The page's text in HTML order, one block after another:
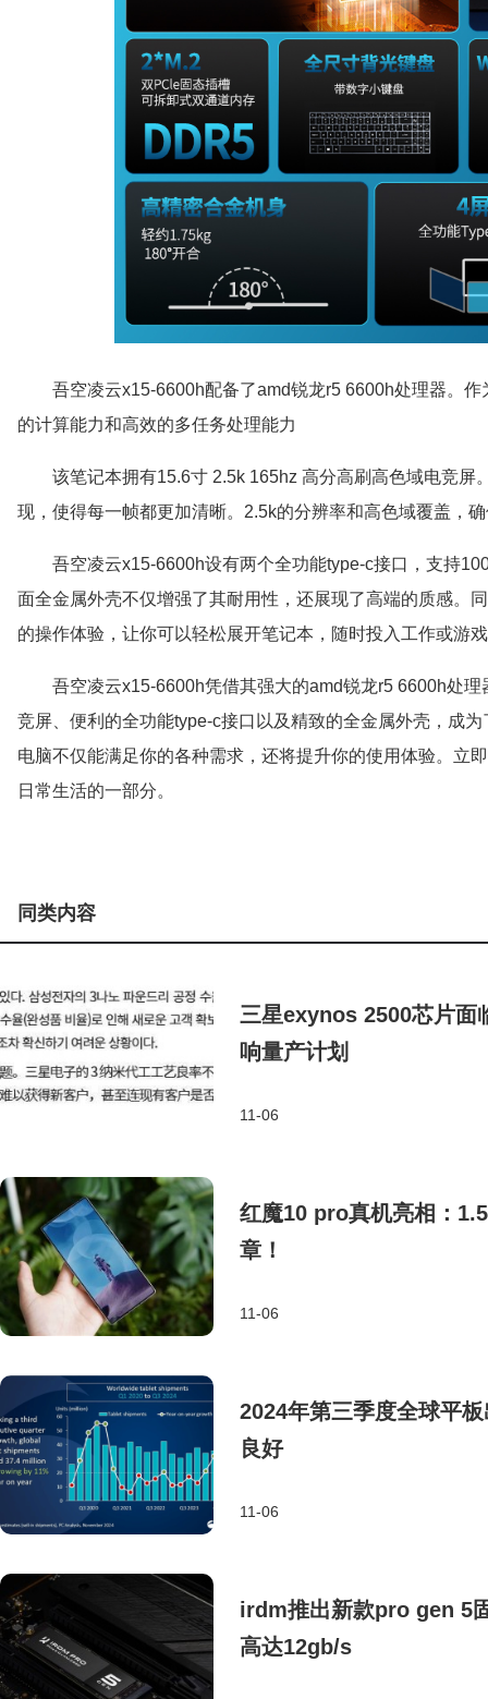
吾空凌云x15-6600h配备了amd锐龙r5 6600h处理器。
的计算能力和高效的多任务处理能力
该笔记本拥有15.6寸 2.5k 165hz 高分高刷高色域电竞
现，使得每一帧都更加清晰。2.5k的分辨率和高色域覆盖，
吾空凌云x15-6600h设有两个全功能type-c接口，支持
面全金属外壳不仅增强了其耐用性，还展现了高端的质感。
的操作体验，让你可以轻松展开笔记本，随时投入工作或游
吾空凌云x15-6600h凭借其强大的amd锐龙r5 6600h处
竞屏、便利的全功能type-c接口以及精致的全金属外壳，成
电脑不仅能满足你的各种需求，还将提升你的使用体验。立
日常生活的一部分。
同类内容
三星exynos 2500芯片面
响量产计划
11-06
红魔10 pro真机亮相：
章！
11-06
2024年第三季度全球平
良好
11-06
irdm推出新款pro gen 5
高达12gb/s